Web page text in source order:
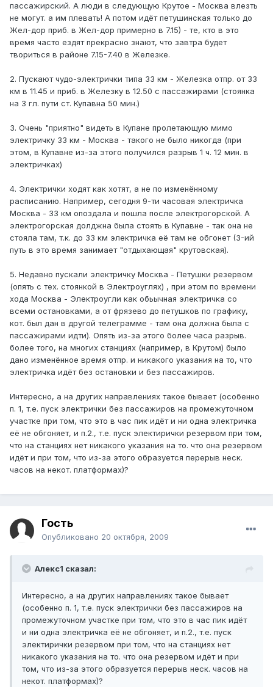
пассажирский. А люди в следующую Крутое - Москва влезть
не могут. а им плевать! А потом идёт петушинская только до
Жел-дор приб. в Жел-дор примерно в 7.15) - те, кто в это
время часто ездят прекрасно знают, что завтра будет
твориться в районе 7.15-7.40 в Железке.
2. Пускают чудо-электрички типа 33 км - Железка отпр. от 33
км в 11.45 и приб. в Железку в 12.50 с пассажирами (стоянка
на 3 гл. пути ст. Купавна 50 мин.)
3. Очень "приятно" видеть в Купане пролетающую мимо
электричку 33 км - Москва - такого не было никогда (при
этом, в Купавне из-за этого получился разрыв 1 ч. 12 мин. в
электричках)
4. Электрички ходят как хотят, а не по изменённому
расписанию. Например, сегодня 9-ти часовая электричка
Москва - 33 км опоздала и пошла после электрогорской. А
электрогорская долджна была стоять в Купавне - так она не
стояла там, т.к. до 33 км электричка её там не обгонет (3-ий
путь в это время занимает "отдыхающая" крутовская).
5. Недавно пускали электричку Москва - Петушки резервом
(опять с тех. стоянкой в Электроуглях) , при этом по времени
хода Москва - Электроугли как обьычная электричка со
всеми остановками, а от фрязево до петушков по графику,
кот. был дан в другой телеграмме - там она должна была с
пассажирами идти). Опять из-за этого более часа разрыв.
более того, на многих станциях (например, в Крутом) было
дано изменённое время отпр. и никакого указания на то, что
электричка идёт без остановки и без пассажиров.
Интересно, а на других направлениях такое бывает (особенно
п. 1, т.е. пуск электрички без пассажиров на промежуточном
участке при том, что это в час пик идёт и ни одна электричка
её не обгоняет, и п.2., т.е. пуск электирички резервом при том,
что на станциях нет никакого указания на то. что она резервом
идёт и при том, что из-за этого образуется перерыв неск.
часов на некот. платформах)?
Гость
Опубликовано 20 октября, 2009
Алекс1 сказал:
Интересно, а на других направлениях такое бывает
(особенно п. 1, т.е. пуск электрички без пассажиров на
промежуточном участке при том, что это в час пик идёт
и ни одна электричка её не обгоняет, и п.2., т.е. пуск
электирички резервом при том, что на станциях нет
никакого указания на то. что она резервом идёт и при
том, что из-за этого образуется перерыв неск. часов на
некот. платформах)?